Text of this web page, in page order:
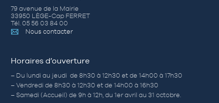
79 avenue de la Mairie
33950 LÈGE-Cap FERRET
Tél. 05 56 03 84 00
Nous contacter
Horaires d’ouverture
– Du lundi au jeudi de 8h30 à 12h30 et de 14h00 à 17h30
– Vendredi de 8h30 à 12h30 et de 14h00 à 16h30
– Samedi (Accueil) de 9h à 12h, du 1er avril au 31 octobre.